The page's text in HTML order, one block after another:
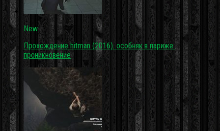
New
Прохождение hitman (2016). особняк в париже:
проникновение